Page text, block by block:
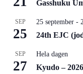
Gasshuku
SEP
25
25 september -
24th EJC
SEP
27
Hela dagen
Kyudo –